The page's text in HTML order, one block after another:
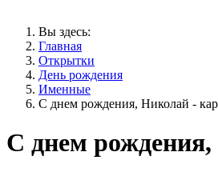
Вы здесь:
Главная
Открытки
День рождения
Именные
С днем рождения, Николай -
С днем